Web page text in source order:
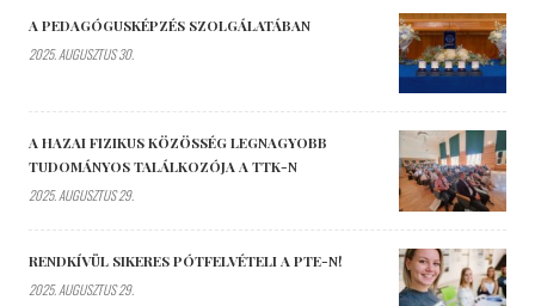
A PEDAGÓGUSKÉPZÉS SZOLGÁLATÁBAN
2025. AUGUSZTUS 30.
A HAZAI FIZIKUS KÖZÖSSÉG LEGNAGYOBB
TUDOMÁNYOS TALÁLKOZÓJA A TTK-N
2025. AUGUSZTUS 29.
RENDKÍVÜL SIKERES PÓTFELVÉTELI A PTE-N!
2025. AUGUSZTUS 29.